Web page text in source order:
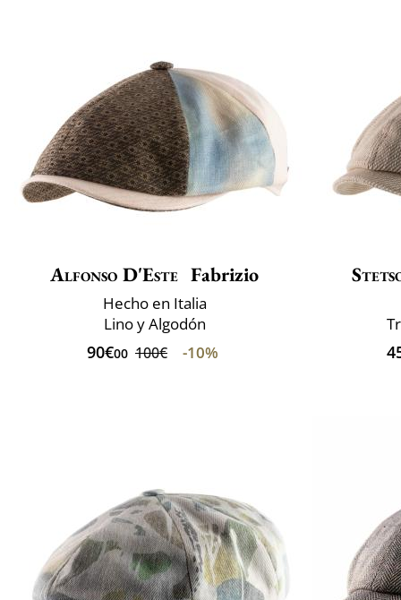
Alfonso D'Este Fabrizio
Hecho en Italia
Lino y Algodón
90€00 100€ -10%